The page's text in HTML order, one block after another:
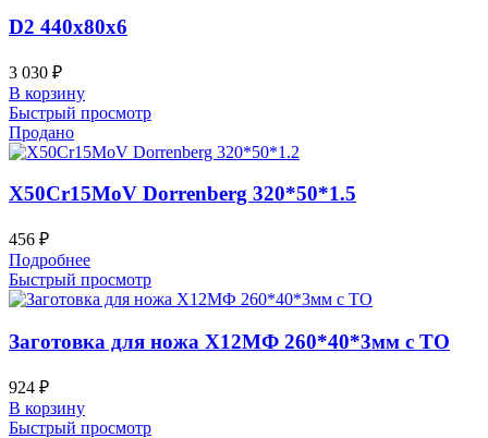
D2 440x80x6
3 030 ₽
В корзину
Быстрый просмотр
Продано
X50Cr15MoV Dorrenberg 320*50*1.5
456 ₽
Подробнее
Быстрый просмотр
Заготовка для ножа Х12МФ 260*40*3мм с ТО
924 ₽
В корзину
Быстрый просмотр